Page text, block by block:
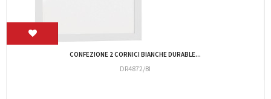
PORTABADGE FELLOWES L453TR PLASTICA 8X10
LEO/L453